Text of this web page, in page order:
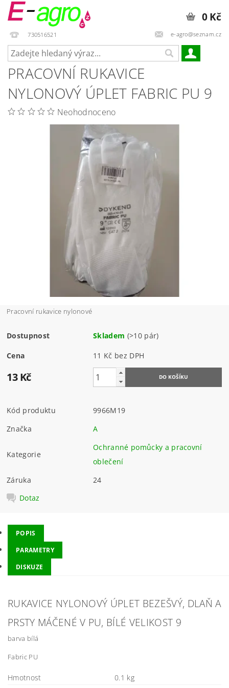
730516521 e-agro@seznam.cz
0 Kč
PRACOVNÍ RUKAVICE
NYLONOVÝ ÚPLET FABRIC PU 9
Neohodnoceno
Pracovní rukavice nylonové
Dostupnost Skladem (>10 pár)
Cena 11 Kč bez DPH
13 Kč
Kód produktu
9966M19
Značka
A
Kategorie
Ochranné pomůcky a pracovní
oblečení
Záruka
24
Dotaz
POPIS
PARAMETRY
DISKUZE
RUKAVICE NYLONOVÝ ÚPLET BEZEŠVÝ, DLAŇ A
PRSTY MÁČENÉ V PU, BÍLÉ VELIKOST 9
barva bílá
Fabric PU
Hmotnost
0.1 kg